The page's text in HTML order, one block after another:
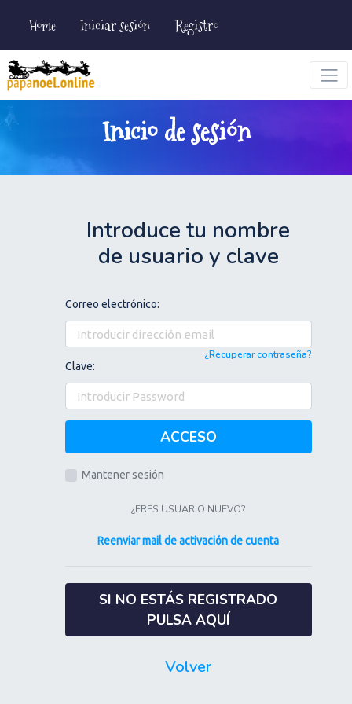
Home Iniciar sesión Registro
Inicio de sesión
Introduce tu nombre
de usuario y clave
Correo electrónico:
¿Recuperar contraseña?
Clave:
ACCESO
Mantener sesión
¿ERES USUARIO NUEVO?
Reenviar mail de activación de cuenta
SI NO ESTÁS REGISTRADO
PULSA AQUÍ
Volver